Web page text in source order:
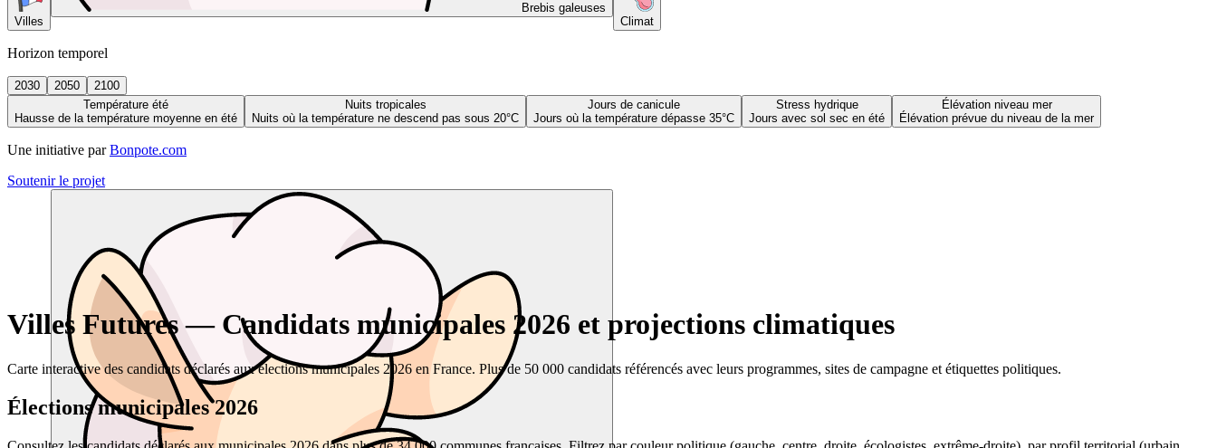
Villes
Brebis galeuses
Climat
Horizon temporel
2030 2050
2100
Température été
Hausse de la température moyenne en été
Nuits tropicales
Nuits où la température ne descend pas sous 20°C
Jours de canicule
Jours où la température dépasse 35°C
Stress hydrique
Jours avec sol sec en été
Élévation niveau mer
Élévation prévue du niveau de la mer
Une initiative par Bonpote.com
Soutenir le projet
Villes Futures — Candidats municipales 2026 et projections climatiques
Carte interactive des candidats déclarés aux élections municipales 2026 en France. Plus de 50 000 candidats référencés avec leurs programmes, sites de campagne et étiquettes politiques.
Élections municipales 2026